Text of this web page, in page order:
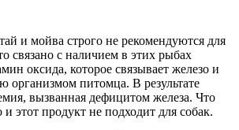
и мойва строго не рекомендуются для
связано с наличием в этих рыбах
оксида, которое связывает железо и
организмом питомца. В результате
вызванная дефицитом железа. Что
и этот продукт не подходит для собак.